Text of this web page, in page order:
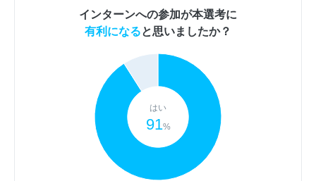
インターンへの参加が本選考に
有利になると思いましたか？
はい
91%